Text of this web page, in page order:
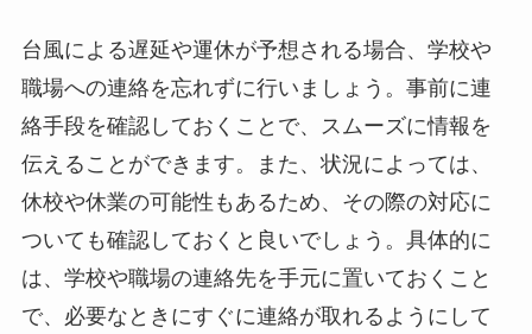
台風による遅延や運休が予想される場合、学校や
職場への連絡を忘れずに行いましょう。事前に連
絡手段を確認しておくことで、スムーズに情報を
伝えることができます。また、状況によっては、
休校や休業の可能性もあるため、その際の対応に
ついても確認しておくと良いでしょう。具体的に
は、学校や職場の連絡先を手元に置いておくこと
で、必要なときにすぐに連絡が取れるようにして